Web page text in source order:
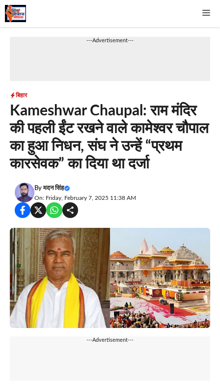
Skip
to
---Advertisement---
बिहार
Kameshwar Chaupal: राम मंदिर
की पहली ईंट रखने वाले कामेश्वर चौपाल
का हुआ निधन, संघ ने उन्हें “प्रथम
कारसेवक” का दिया था दर्जा
Byमदन सिंह
On: Friday, February 7, 2025 11:38 AM
---Advertisement---